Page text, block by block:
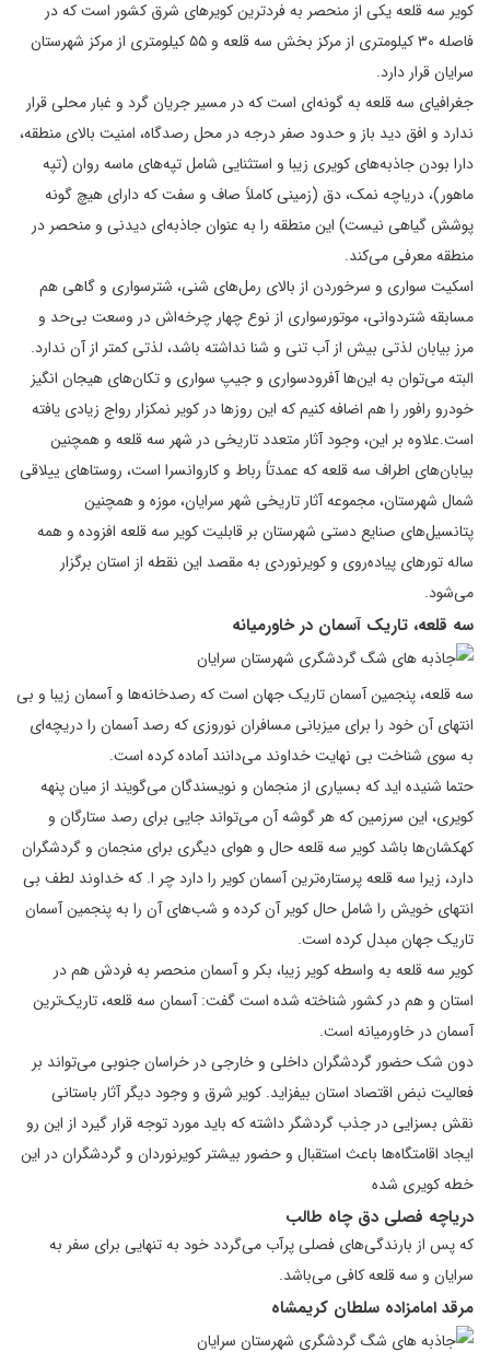
کویر سه قلعه یکی از منحصر به فردترین کویر‌های شرق کشور است که در
فاصله ۳۰ کیلومتری از مرکز بخش سه قلعه و ۵۵ کیلومتری از مرکز شهرستان
سرایان قرار دارد.
جغرافیای سه قلعه به گونه‌ای است که در مسیر جریان گرد و غبار محلی قرار
ندارد و افق دید باز و حدود صفر درجه در محل رصدگاه، امنیت بالای منطقه،
دارا بودن جاذبه‌های کویری زیبا و استثنایی شامل تپه‌های ماسه روان (تپه
ماهور)، دریاچه نمک، دق (زمینی کاملاً صاف و سفت که دارای هیچ گونه
پوشش گیاهی نیست) این منطقه را به عنوان جاذبه‌ای دیدنی و منحصر در
منطقه معرفی می‌کند.
اسکیت سواری و سرخوردن از بالای رمل‌های شنی، شترسواری و گاهی هم
مسابقه شتردوانی، موتورسواری از نوع چهار چرخه‌اش در وسعت بی‌حد و
مرز بیابان لذتی بیش از آب تنی و شنا نداشته باشد، لذتی کمتر از آن ندارد.
البته می‌توان به این‌ها آفرودسواری و جیپ سواری و تکان‌های هیجان انگیز
خودرو رافور را هم اضافه کنیم که این روز‌ها در کویر نمکزار رواج زیادی یافته
است.علاوه بر این، وجود آثار متعدد تاریخی در شهر سه قلعه و همچنین
بیابان‌های اطراف سه قلعه که عمدتاً رباط و کاروانسرا است، روستا‌های ییلاقی
شمال شهرستان، مجموعه آثار تاریخی شهر سرایان، موزه و همچنین
پتانسیل‌های صنایع دستی شهرستان بر قابلیت کویر سه قلعه افزوده و همه
ساله تور‌های پیاده‌روی و کویرنوردی به مقصد این نقطه از استان برگزار
می‌شود.
سه قلعه، تاریک آسمان در خاورمیانه
سه قلعه، پنجمین آسمان تاریک جهان است که رصدخانه‌ها و آسمان زیبا و بی
انتهای آن خود را برای میزبانی مسافران نوروزی که رصد آسمان را دریچه‌ای
به سوی شناخت بی نهایت خداوند می‌دانند آماده کرده است.
حتما شنیده اید که بسیاری از منجمان و نویسندگان می‌گویند از میان پنهه
کویری، این سرزمین که هر گوشه آن می‌تواند جایی برای رصد ستارگان و
کهکشان‌ها باشد کویر سه قلعه حال و هوای دیگری برای منجمان و گردشگران
دارد، زیرا سه قلعه پرستاره‌ترین آسمان کویر را دارد چر ا. که خداوند لطف بی
انتهای خویش را شامل حال کویر آن کرده و شب‌های آن را به پنجمین آسمان
تاریک جهان مبدل کرده است.
کویر سه قلعه به واسطه کویر زیبا، بکر و آسمان منحصر به فردش هم در
استان و هم در کشور شناخته شده است گفت: آسمان سه قلعه، تاریک‌ترین
آسمان در خاورمیانه است.
دون شک حضور گردشگران داخلی و خارجی در خراسان جنوبی می‌تواند بر
فعالیت نبض اقتصاد استان بیفزاید. کویر شرق و وجود دیگر آثار باستانی
نقش بسزایی در جذب گردشگر داشته که باید مورد توجه قرار گیرد از این رو
ایجاد اقامتگاه‌ها باعث استقبال و حضور بیشتر کویرنوردان و گردشگران در این
خطه کویری شده
دریاچه فصلی دق چاه طالب
که پس از بارندگی‌های فصلی پرآب می‌گردد خود به تنهایی برای سفر به
سرایان و سه قلعه کافی می‌باشد.
مرقد امامزاده سلطان کریمشاه